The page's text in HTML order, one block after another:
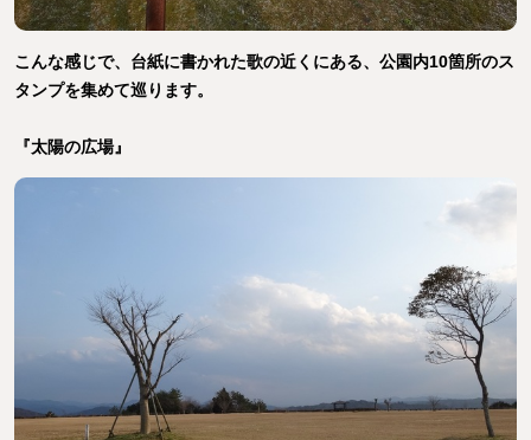
こんな感じで、台紙に書かれた歌の近くにある、公園内10箇所のス
タンプを集めて巡ります。
『太陽の広場』